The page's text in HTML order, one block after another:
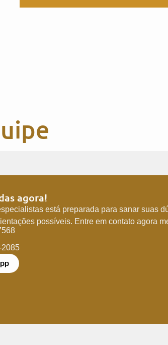
agora!
está preparada para sanar suas
possíveis. Entre em contato agora
2085